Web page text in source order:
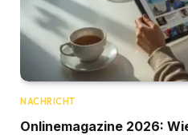
NACHRICHT
Onlinemagazine 2026: